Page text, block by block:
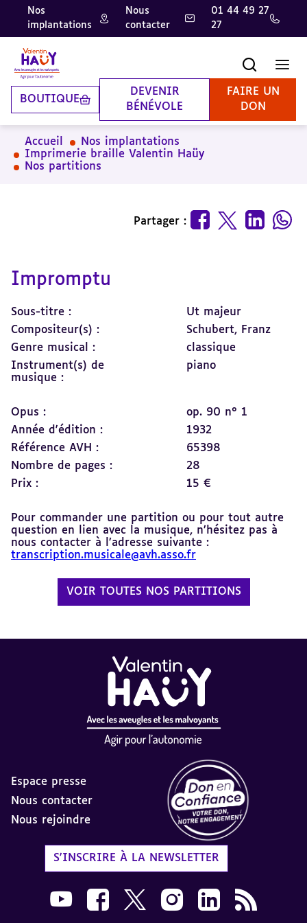
Aller
contenu
principal
Aller
pied
de
page
Aller
la
recherche
Nos
implantations
Nous
contacter
01 44 49 27
27
BOUTIQUE
DEVENIR
BÉNÉVOLE
FAIRE UN
DON
Accueil
Nos implantations
Imprimerie braille Valentin Haüy
Nos partitions
Partager :
Impromptu
Sous-titre :
Ut majeur
Compositeur(s) :
Schubert, Franz
Genre musical :
classique
Instrument(s) de
musique :
piano
Opus :
op. 90 n° 1
Année d'édition :
1932
Référence AVH :
65398
Nombre de pages :
28
Prix :
15 €
Pour commander une partition ou pour tout autre
question en lien avec la musique, n’hésitez pas à
nous contacter à l’adresse suivante :
transcription.musicale@avh.asso.fr
VOIR TOUTES NOS PARTITIONS
Espace presse
Nous contacter
Nous rejoindre
S'INSCRIRE À LA NEWSLETTER
Nous suivre sur Youtube AVH dans une
Nous suivre sur Facebook AVH dans
Nous suivre sur X AVH dans une
Nous suivre sur Instagram
Nous suivre sur
Flux RSS